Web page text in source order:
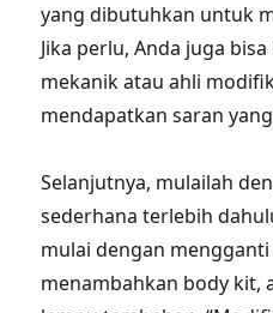
yang dibutuhkan untuk
Jika perlu, Anda juga
mekanik atau ahli
mendapatkan saran
Selanjutnya, mulailah
sederhana terlebih
mulai dengan
menambahkan body kit,